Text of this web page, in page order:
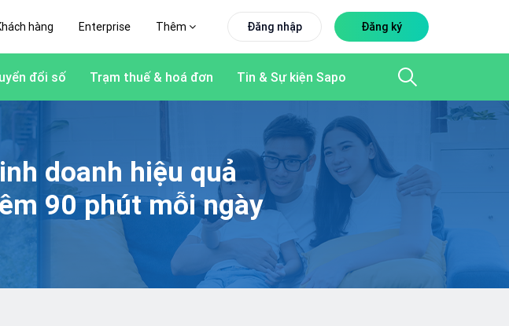
hàng Enterprise Thêm Đăng nhập Đăng ký
đổi số Trạm thuế & hoá đơn Tin & Sự kiện Sapo
doanh hiệu quả
90 phút mỗi ngày